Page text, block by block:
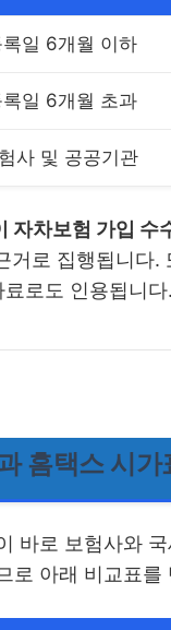
일 6개월 이하
일 6개월 초과
사 및 공공기관
자차보험 가입 수
거로 집행됩니다.
로도 인용됩니다.
홈택스 시가
바로 보험사와
로 아래 비교표